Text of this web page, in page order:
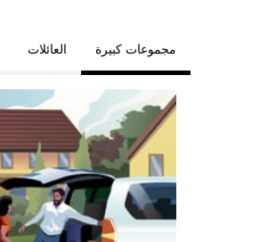
مجموعات كبيرة العائلات